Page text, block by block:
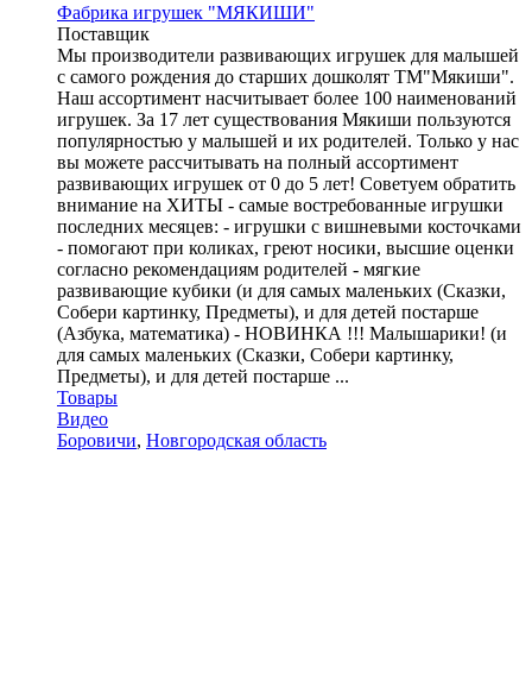
Фабрика игрушек "МЯКИШИ"
Поставщик
Мы производители развивающих игрушек для малышей
с самого рождения до старших дошколят ТМ"Мякиши".
Наш ассортимент насчитывает более 100 наименований
игрушек. За 17 лет существования Мякиши пользуются
популярностью у малышей и их родителей. Только у нас
вы можете рассчитывать на полный ассортимент
развивающих игрушек от 0 до 5 лет! Советуем обратить
внимание на ХИТЫ - самые востребованные игрушки
последних месяцев: - игрушки с вишневыми косточками
- помогают при коликах, греют носики, высшие оценки
согласно рекомендациям родителей - мягкие
развивающие кубики (и для самых маленьких (Сказки,
Собери картинку, Предметы), и для детей постарше
(Азбука, математика) - НОВИНКА !!! Малышарики! (и
для самых маленьких (Сказки, Собери картинку,
Предметы), и для детей постарше ...
Товары
Видео
Боровичи, Новгородская область